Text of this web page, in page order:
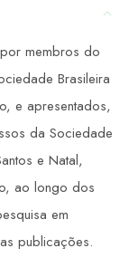
membros do
Brasileira
e apresentados,
da Sociedade
e Natal,
ao longo dos
em
publicações.